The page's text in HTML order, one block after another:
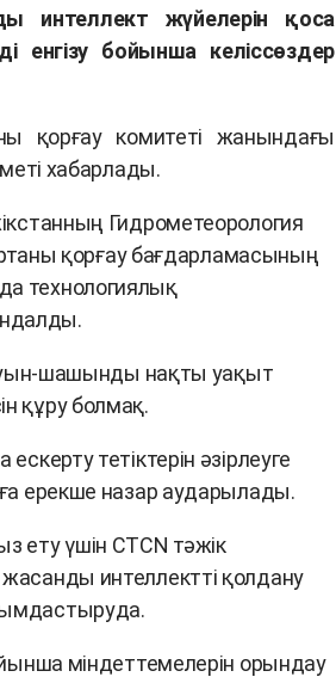
интеллект жүйелерін қоса
енгізу бойынша келіссөздер
қорғау комитеті жанындағы
хабарлады.
Гидрометеорология
қорғау бағдарламасының
технологиялық
шашынды нақты уақыт
құру болмақ.
тетіктерін әзірлеуге
ерекше назар аударылады.
ету үшін CTCN тәжік
интеллектті қолдану
міндеттемелерін орындау